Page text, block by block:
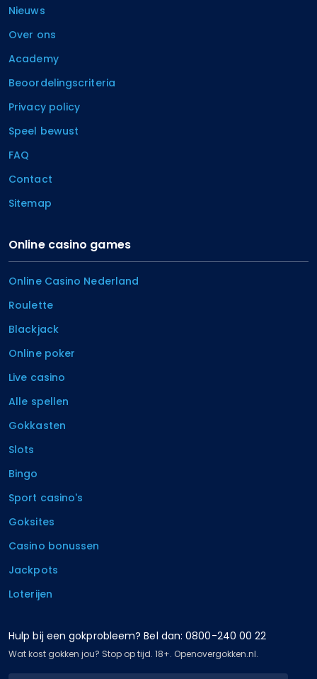
Nieuws
Over ons
Academy
Beoordelingscriteria
Privacy policy
Speel bewust
FAQ
Contact
Sitemap
Online casino games
Online Casino Nederland
Roulette
Blackjack
Online poker
Live casino
Alle spellen
Gokkasten
Slots
Bingo
Sport casino's
Goksites
Casino bonussen
Jackpots
Loterijen
Hulp bij een gokprobleem? Bel dan: 0800-240 00 22
Wat kost gokken jou? Stop op tijd. 18+. Openovergokken.nl.